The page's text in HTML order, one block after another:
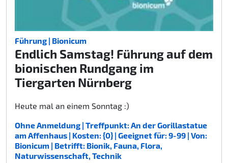
Führung | Bionicum
Endlich Samstag! Führung auf dem
bionischen Rundgang im
Tiergarten Nürnberg
Heute mal an einem Sonntag :)
Ohne Anmeldung | Treffpunkt: An der Gorillastatue
am Affenhaus | Kosten: {0} | Geeignet für: 9-99 | Von:
Bionicum | Betrifft: Bionik, Fauna, Flora,
Naturwissenschaft, Technik